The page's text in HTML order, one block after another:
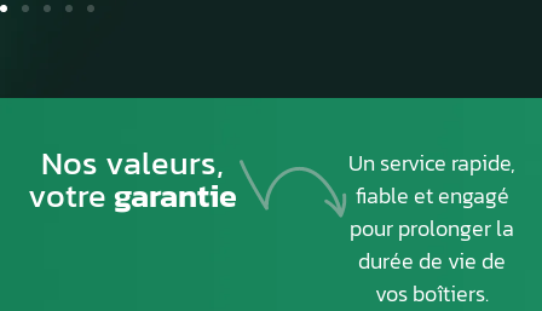
Nos valeurs,
votregarantie
Un service rapide,
fiable et engagé
pour prolonger la
durée de vie de
vos boîtiers.